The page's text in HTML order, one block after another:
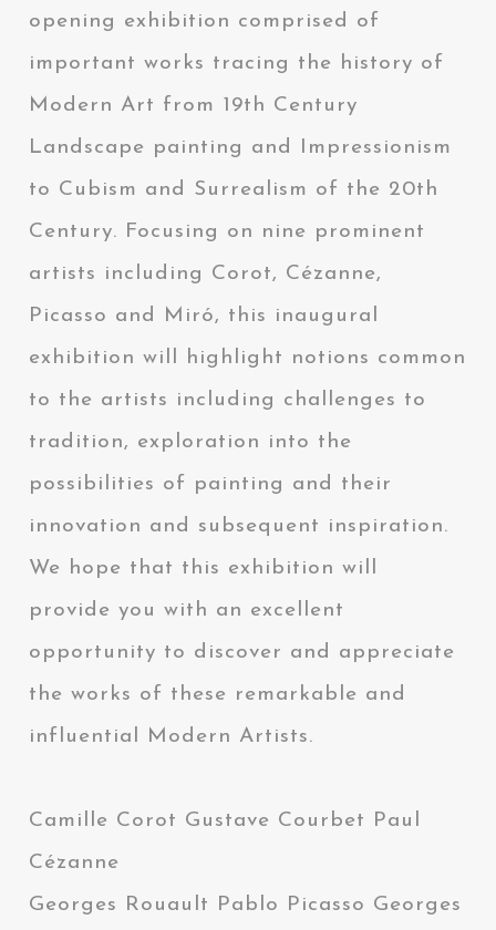
opening exhibition comprised of
important works tracing the history of
Modern Art from 19th Century
Landscape painting and Impressionism
to Cubism and Surrealism of the 20th
Century. Focusing on nine prominent
artists including Corot, Cézanne,
Picasso and Miró, this inaugural
exhibition will highlight notions common
to the artists including challenges to
tradition, exploration into the
possibilities of painting and their
innovation and subsequent inspiration.
We hope that this exhibition will
provide you with an excellent
opportunity to discover and appreciate
the works of these remarkable and
influential Modern Artists.
Camille Corot Gustave Courbet Paul
Cézanne
Georges Rouault Pablo Picasso Georges